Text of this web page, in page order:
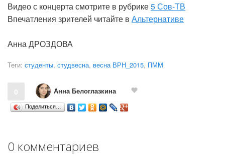
Видео с концерта смотрите в рубрике5 Сов-ТВ
Впечатления зрителей читайте в Альтернативе
Анна ДРОЗДОВА
Теги: студенты, студвесна, весна ВРН_2015, ПММ
0 Анна Белоглазкина
Поделиться…
0 комментариев